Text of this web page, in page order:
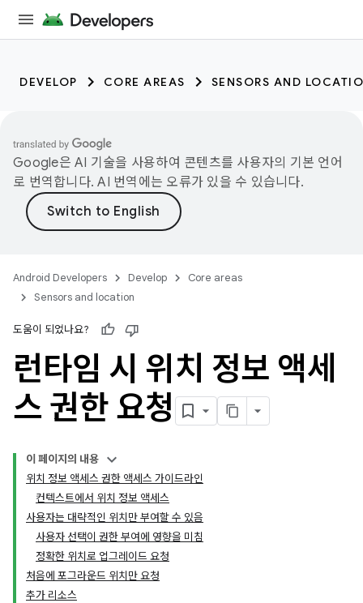
DEVELOP CORE AREAS SENSORS AND
Google은 AI 기술을 사용하여 콘텐츠를 사용자의 기본 언어
로 번역합니다. AI 번역에는 오류가 있을 수 있습니다.
Android Developers Develop
Core areas
Sensors and location
도움이 되었나요?
런타임 시 위치 정보 액세
스 권한 요청
이 페이지의 내용
위치 정보 액세스 권한 액세스 가이드라인
컨텍스트에서 위치 정보 액세스
사용자는 대략적인 위치만 부여할 수 있음
사용자 선택이 권한 부여에 영향을 미침
정확한 위치로 업그레이드 요청
처음에 포그라운드 위치만 요청
추가 리소스